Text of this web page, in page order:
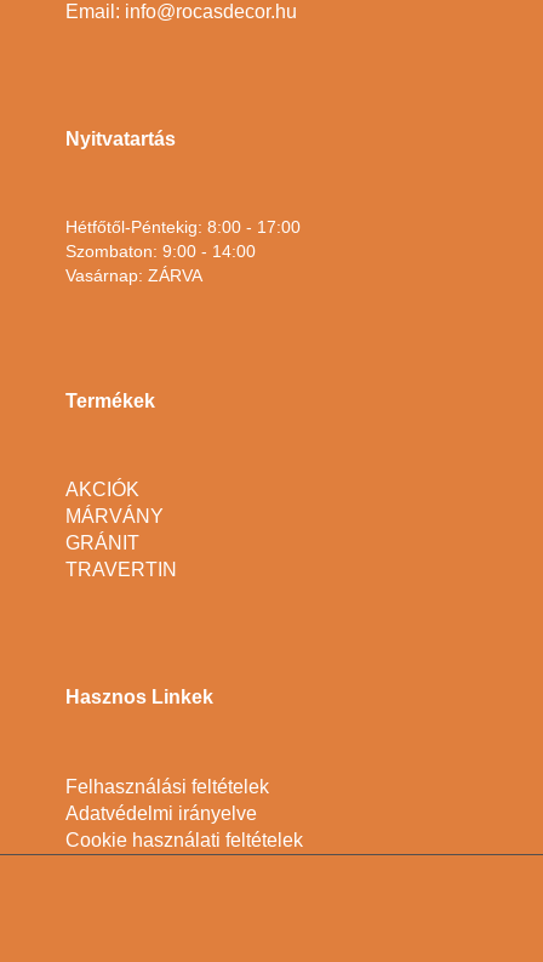
Email: info@rocasdecor.hu
Nyitvatartás
Hétfőtől-Péntekig: 8:00 - 17:00
Szombaton: 9:00 - 14:00
Vasárnap: ZÁRVA
Termékek
AKCIÓK
MÁRVÁNY
GRÁNIT
TRAVERTIN
Hasznos Linkek
Felhasználási feltételek
Adatvédelmi irányelve
Cookie használati feltételek